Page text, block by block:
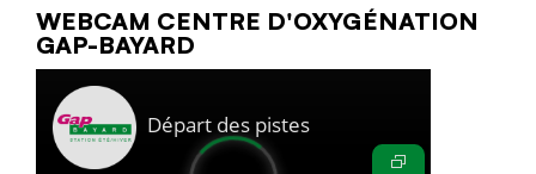
WEBCAM CENTRE D'OXYGÉNATION
GAP-BAYARD